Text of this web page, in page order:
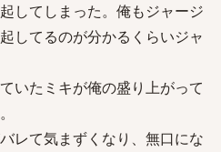
してしまった。俺もジャージ
してるのが分かるくらいジャ
いたミキが俺の盛り上がって
レて気まずくなり、無口にな